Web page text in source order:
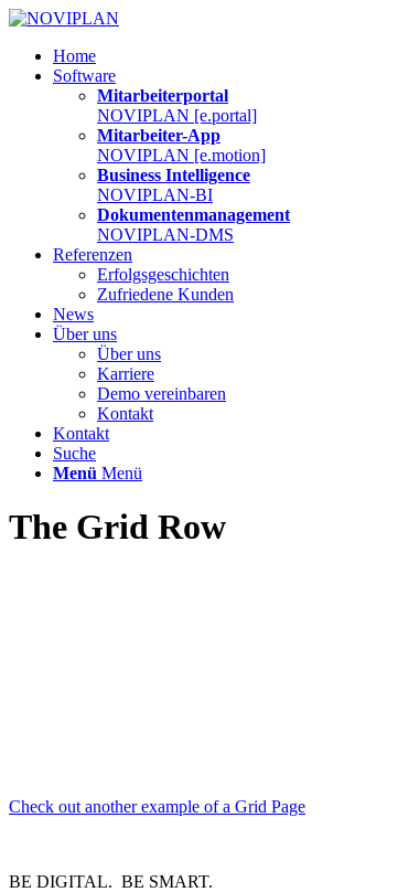
Home
Software
Mitarbeiterportal
NOVIPLAN [e.portal]
Mitarbeiter-App
NOVIPLAN [e.motion]
Business Intelligence
NOVIPLAN-BI
Dokumentenmanagement
NOVIPLAN-DMS
Referenzen
Erfolgsgeschichten
Zufriedene Kunden
News
Über uns
Über uns
Karriere
Demo vereinbaren
Kontakt
Kontakt
Suche
Menü Menü
The Grid Row
Check out another example of a Grid Page
BE DIGITAL. BE SMART.